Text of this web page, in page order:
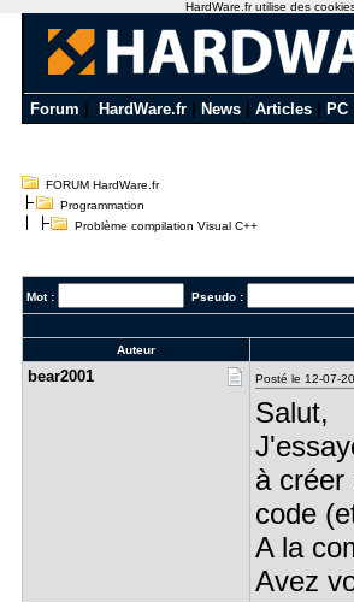
Forum HardWare.fr News Articles PC
FORUM HardWare.fr
Programmation
Problème compilation Visual C++
Mot : Pseudo :
Auteur
bear2001 Posté le 12-07-
Salut,
à créer
code
A la
Avez
HardWare.fr utilise des